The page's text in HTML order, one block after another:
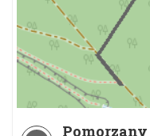
Pomorzany